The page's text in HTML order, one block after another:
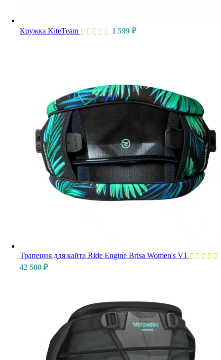
Кружка KiteTeam 1 599 ₽
Трапеция для кайта Ride Engine Brisa Women's V1
42 500 ₽